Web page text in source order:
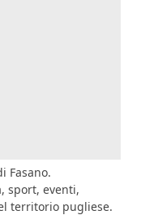
Fasano.
sport, eventi,
territorio pugliese.